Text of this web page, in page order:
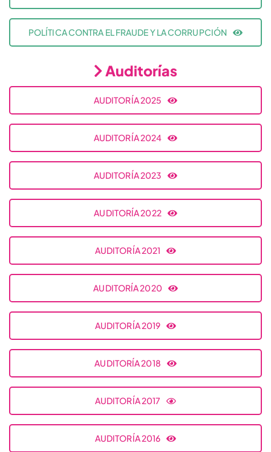
POLÍTICA CONTRA EL FRAUDE Y LA CORRUPCIÓN
Auditorías
AUDITORÍA 2025
AUDITORÍA 2024
AUDITORÍA 2023
AUDITORÍA 2022
AUDITORÍA 2021
AUDITORÍA 2020
AUDITORÍA 2019
AUDITORÍA 2018
AUDITORÍA 2017
AUDITORÍA 2016